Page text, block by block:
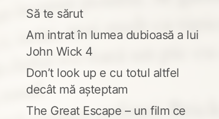
Să te sărut
Am intrat în lumea dubioasă a lui
John Wick 4
Don’t look up e cu totul altfel
decât mă așteptam
The Great Escape – un film ce